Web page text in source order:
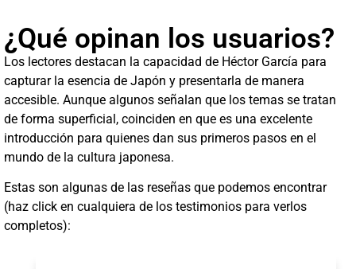
¿Qué opinan los usuarios?
Los lectores destacan la capacidad de Héctor García para
capturar la esencia de Japón y presentarla de manera
accesible. Aunque algunos señalan que los temas se tratan
de forma superficial, coinciden en que es una excelente
introducción para quienes dan sus primeros pasos en el
mundo de la cultura japonesa.
Estas son algunas de las reseñas que podemos encontrar
(haz click en cualquiera de los testimonios para verlos
completos):